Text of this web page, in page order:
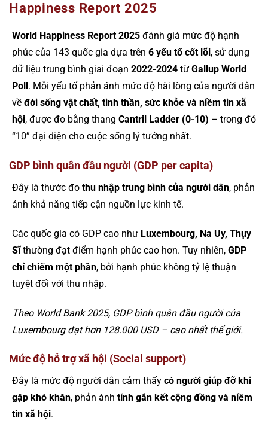
Happiness Report 2025
World Happiness Report 2025 đánh giá mức độ hạnh
phúc của 143 quốc gia dựa trên 6 yếu tố cốt lõi, sử dụng
dữ liệu trung bình giai đoạn 2022-2024 từ Gallup World
Poll . Mỗi yếu tố phản ánh mức độ hài lòng của người dân
về đời sống vật chất, tinh thần, sức khỏe và niềm tin xã
hội, được đo bằng thang Cantril Ladder (0-10) – trong đó
“10” đại diện cho cuộc sống lý tưởng nhất.
GDP bình quân đầu người (GDP per capita)
Đây là thước đo thu nhập trung bình của người dân, phản
ánh khả năng tiếp cận nguồn lực kinh tế.
Các quốc gia có GDP cao như Luxembourg, Na Uy, Thụy
Sĩthường đạt điểm hạnh phúc cao hơn. Tuy nhiên, GDP
chỉ chiếm một phần, bởi hạnh phúc không tỷ lệ thuận
tuyệt đối với thu nhập.
Theo World Bank 2025, GDP bình quân đầu người của
Luxembourg đạt hơn 128.000 USD – cao nhất thế giới.
Mức độ hỗ trợ xã hội (Social support)
Đây là mức độ người dân cảm thấy có người giúp đỡ khi
gặp khó khăn, phản ánh tính gắn kết cộng đồng và niềm
tin xã hội.